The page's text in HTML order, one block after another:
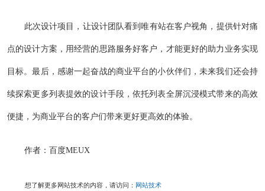
此次设计项目，让设计团队看到唯有站在客户视角，提供针对痛
点的设计方案，用经营的思路服务好客户，才能更好的助力业务实现
目标。最后，感谢一起奋战的商业平台的小伙伴们，未来我们还会持
续探索更多列表提效的设计手段，依托列表全屏沉浸模式带来的高效
便捷，为商业平台的客户们带来更好更高效的体验。
作者：百度MEUX
想了解更多网站技术的内容，请访问： 网站技术